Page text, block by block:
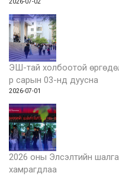
ЭШ-тай холбоотой
р сарын 03-нд дуусна
2026-07-01
2026 оны Элсэлтийн
хамрагдлаа